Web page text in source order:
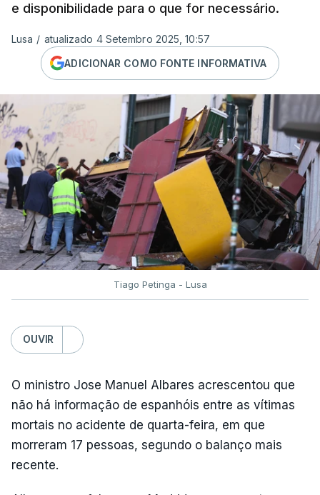
e disponibilidade para o que for necessário.
Lusa / atualizado 4 Setembro 2025, 10:57
ADICIONAR COMO FONTE INFORMATIVA
Tiago Petinga - Lusa
OUVIR
O ministro Jose Manuel Albares acrescentou que
não há informação de espanhóis entre as vítimas
mortais no acidente de quarta-feira, em que
morreram 17 pessoas, segundo o balanço mais
recente.